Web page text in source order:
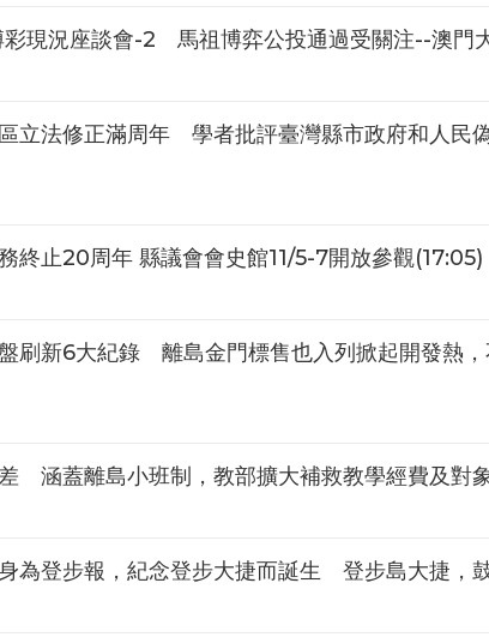
現況座談會-2 馬祖博弈公投通過受關注--澳門
立法修正滿周年 學者批評臺灣縣市政府和人民
終止20周年 縣議會會史館11/5-7開放參觀(17:05)
刷新6大紀錄 離島金門標售也入列掀起開發熱
涵蓋離島小班制，教部擴大補救教學經費及對
為登步報，紀念登步大捷而誕生 登步島大捷，